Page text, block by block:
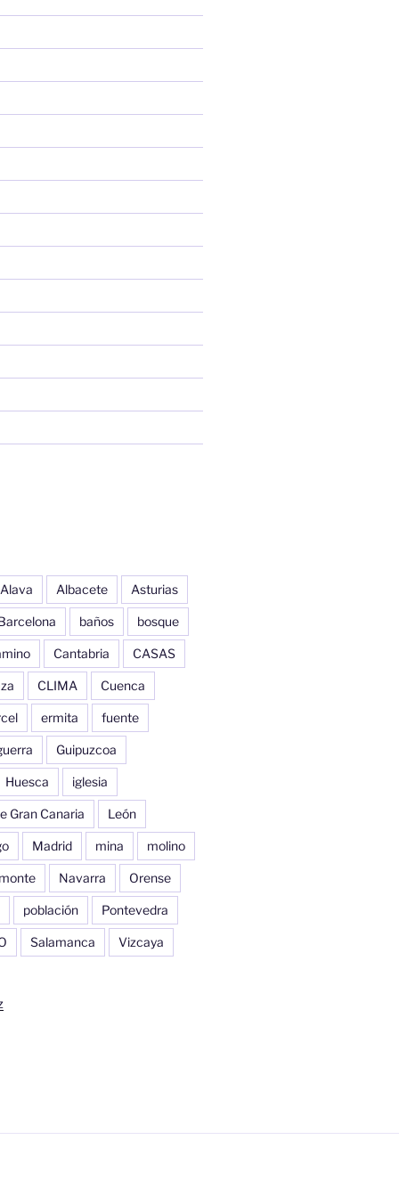
Alava Albacete Asturias
baños bosque
Cantabria CASAS
CLIMA Cuenca
ermita fuente
Guipuzcoa
Huesca iglesia
Gran Canaria León
Madrid mina molino
monte Navarra Orense
población Pontevedra
Salamanca Vizcaya